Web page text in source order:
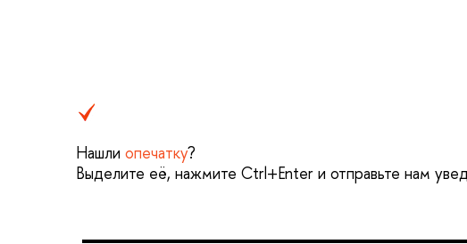
Нашли опечатку?
Выделите её, нажмите Ctrl+Enter и отправьте нам